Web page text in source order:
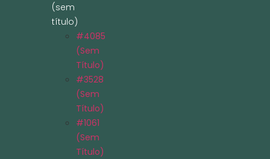
(sem
título)
#4085
(sem
Título)
#3528
(sem
Título)
#1061
(sem
Título)